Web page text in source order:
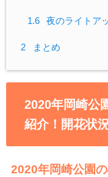
1.6 夜のライトア
2 まとめ
2020年岡崎公
紹介！開花状
2020年岡崎公園